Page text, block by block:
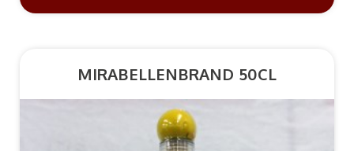
MIRABELLENBRAND 50CL